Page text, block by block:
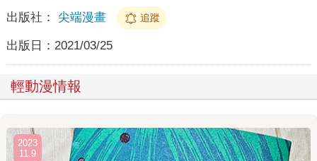
出版社： 尖端漫畫 追蹤
出版日： 2021/03/25
輕動漫情報
2023
11.9